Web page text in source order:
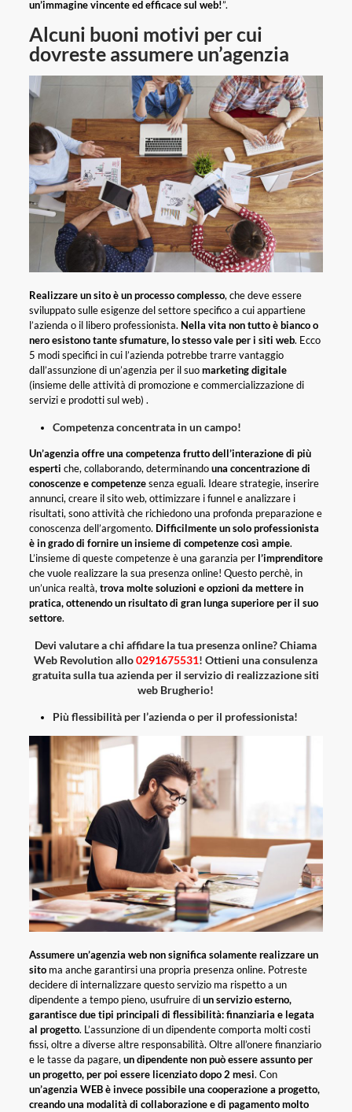
un’immagine vincente ed efficace sul web!”.
Alcuni buoni motivi per cui
dovreste assumere un’agenzia
Realizzare un sito è un processo complesso, che deve essere
sviluppato sulle esigenze del settore specifico a cui appartiene
l’azienda o il libero professionista. Nella vita non tutto è bianco o
nero esistono tante sfumature, lo stesso vale per i siti web. Ecco
5 modi specifici in cui l’azienda potrebbe trarre vantaggio
dall’assunzione di un’agenzia per il suomarketing digitale
(insieme delle attività di promozione e commercializzazione di
servizi e prodotti sul web) .
Competenza concentrata in un campo!
Un’agenzia offre una competenza frutto dell’interazione di più
esperti che, collaborando, determinandouna concentrazione di
conoscenze e competenzesenza eguali. Ideare strategie, inserire
annunci, creare il sito web, ottimizzare i funnel e analizzare i
risultati, sono attività che richiedono una profonda preparazione e
conoscenza dell’argomento. Difficilmente un solo professionista
è in grado di fornire un insieme di competenze così ampie.
L’insieme di queste competenze è una garanzia per l’imprenditore
che vuole realizzare la sua presenza online! Questo perchè, in
un’unica realtà, trova molte soluzioni e opzioni da mettere in
pratica, ottenendo un risultato di gran lunga superiore per il suo
settore.
Devi valutare a chi affidare la tua presenza online? Chiama
Web Revolution allo0291675531! Ottieni una consulenza
gratuita sulla tua azienda per il servizio di realizzazione siti
web Brugherio!
Più flessibilità per l’azienda o per il professionista!
Assumere un’agenzia web non significa solamente realizzare un
sitoma anche garantirsi una propria presenza online. Potreste
decidere di internalizzare questo servizio ma rispetto a un
dipendente a tempo pieno, usufruire diun servizio esterno,
garantisce due tipi principali di flessibilità: finanziaria e legata
al progetto. L’assunzione di un dipendente comporta molti costi
fissi, oltre a diverse altre responsabilità. Oltre all’onere finanziario
e le tasse da pagare,un dipendente non può essere assunto per
un progetto, per poi essere licenziato dopo 2 mesi. Con
un’agenzia WEB è invece possibile una cooperazione a progetto,
creando una modalità di collaborazione e di pagamento molto